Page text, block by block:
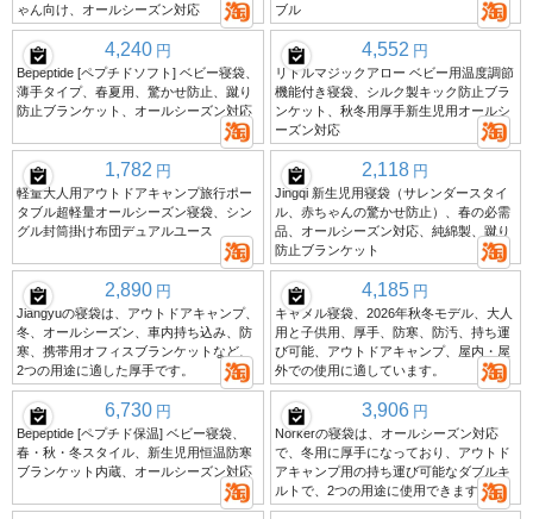
ゃん向け、オールシーズン対応
ブル
4,240 円
Bepeptide [ペプチドソフト] ベビー寝袋、
薄手タイプ、春夏用、驚かせ防止、蹴り
防止ブランケット、オールシーズン対応
4,552 円
リトルマジックアロー ベビー用温度調節
機能付き寝袋、シルク製キック防止ブラ
ンケット、秋冬用厚手新生児用オールシ
ーズン対応
1,782 円
軽量大人用アウトドアキャンプ旅行ポー
タブル超軽量オールシーズン寝袋、シン
グル封筒掛け布団デュアルユース
2,118 円
Jingqi 新生児用寝袋（サレンダースタイ
ル、赤ちゃんの驚かせ防止）、春の必需
品、オールシーズン対応、純綿製、蹴り
防止ブランケット
2,890 円
Jiangyuの寝袋は、アウトドアキャンプ、
冬、オールシーズン、車内持ち込み、防
寒、携帯用オフィスブランケットなど、
2つの用途に適した厚手です。
4,185 円
キャメル寝袋、2026年秋冬モデル、大人
用と子供用、厚手、防寒、防汚、持ち運
び可能、アウトドアキャンプ、屋内・屋
外での使用に適しています。
6,730 円
Bepeptide [ペプチド保温] ベビー寝袋、
春・秋・冬スタイル、新生児用恒温防寒
ブランケット内蔵、オールシーズン対応
3,906 円
Norkerの寝袋は、オールシーズン対応
で、冬用に厚手になっており、アウトド
アキャンプ用の持ち運び可能なダブルキ
ルトで、2つの用途に使用できます。